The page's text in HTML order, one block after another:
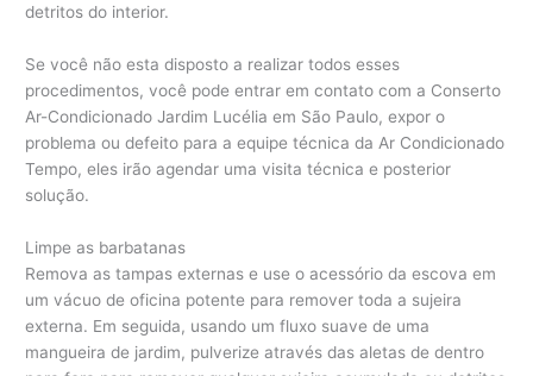
detritos do interior.
Se você não esta disposto a realizar todos esses
procedimentos, você pode entrar em contato com a Conserto
Ar-Condicionado Jardim Lucélia em São Paulo, expor o
problema ou defeito para a equipe técnica da Ar Condicionado
Tempo, eles irão agendar uma visita técnica e posterior
solução.
Limpe as barbatanas
Remova as tampas externas e use o acessório da escova em
um vácuo de oficina potente para remover toda a sujeira
externa. Em seguida, usando um fluxo suave de uma
mangueira de jardim, pulverize através das aletas de dentro